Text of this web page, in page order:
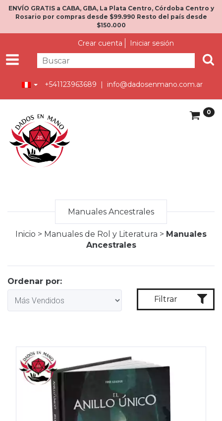
ENVÍO GRATIS a CABA, GBA, La Plata Centro, Córdoba Centro y
Rosario por compras desde $99.990 Resto del país desde
$150.000
Crear cuenta Iniciar sesión
+541123963689 | info@dadosenmano.com.ar
0
Manuales Ancestrales
Inicio > Manuales de Rol y Literatura > Manuales
Ancestrales
Ordenar por:
Filtrar